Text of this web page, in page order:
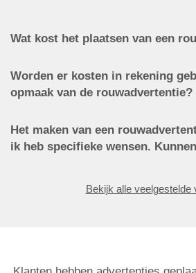
Wat kost het plaatsen van een
Worden er kosten in rekening
opmaak van de rouwadvertentie?
Het maken van een
ik heb specifieke wensen.
Bekijk alle veelgestelde